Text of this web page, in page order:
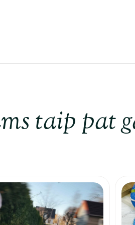
taip pat